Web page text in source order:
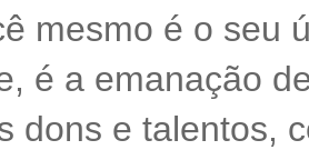
mesmo é o seu
é a emanação
dons e talentos,